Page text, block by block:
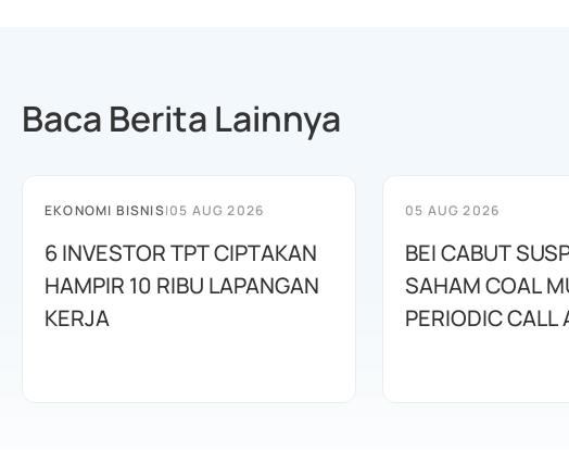
Baca Berita Lainnya
EKONOMI BISNIS|05 AUG 2026
6 INVESTOR TPT CIPTAKAN
HAMPIR 10 RIBU LAPANGAN
KERJA
05 AUG 2026
BEI CABUT
SAHAM COAL
PERIODIC CALL